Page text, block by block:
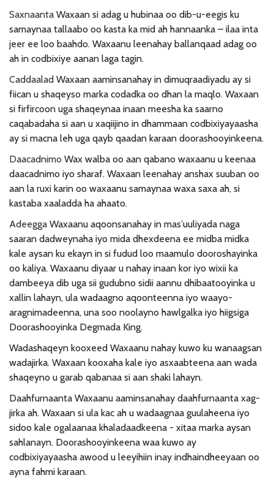
Saxnaanta Waxaan si adag u hubinaa oo dib-u-eegis ku
samaynaa tallaabo oo kasta ka mid ah hannaanka – ilaa inta
jeer ee loo baahdo. Waxaanu leenahay ballanqaad adag oo
ah in codbixiye aanan laga tagin.
Caddaalad Waxaan aaminsanahay in dimuqraadiyadu ay si
fiican u shaqeyso marka codadka oo dhan la maqlo. Waxaan
si firfircoon uga shaqeynaa inaan meesha ka saarno
caqabadaha si aan u xaqiijino in dhammaan codbixiyayaasha
ay si macna leh uga qayb qaadan karaan doorashooyinkeena.
Daacadnimo Wax walba oo aan qabano waxaanu u keenaa
daacadnimo iyo sharaf. Waxaan leenahay anshax suuban oo
aan la ruxi karin oo waxaanu samaynaa waxa saxa ah, si
kastaba xaaladda ha ahaato.
Adeegga Waxaanu aqoonsanahay in masʼuuliyada naga
saaran dadweynaha iyo mida dhexdeena ee midba midka
kale aysan ku ekayn in si fudud loo maamulo dooroshayinka
oo kaliya. Waxaanu diyaar u nahay inaan kor iyo wixii ka
dambeeya dib uga sii gudubno sidii aannu dhibaatooyinka u
xallin lahayn, ula wadaagno aqoonteenna iyo waayo-
aragnimadeenna, una soo noolayno hawlgalka iyo hiigsiga
Doorashooyinka Degmada King.
Wadashaqeyn kooxeed Waxaanu nahay kuwo ku wanaagsan
wadajirka. Waxaan kooxaha kale iyo asxaabteena aan wada
shaqeyno u garab qabanaa si aan shaki lahayn.
Daahfurnaanta Waxaanu aaminsanahay daahfurnaanta xag-
jirka ah. Waxaan si ula kac ah u wadaagnaa guulaheena iyo
sidoo kale ogalaanaa khaladaadkeena - xitaa marka aysan
sahlanayn. Doorashooyinkeena waa kuwo ay
codbixiyayaasha awood u leeyihiin inay indhaindheeyaan oo
ayna fahmi karaan.